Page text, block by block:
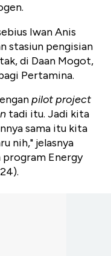
Iwan Anis
stasiun pengisian
di Daan Mogot,
Pertamina.
pilot project
tadi itu. Jadi kita
sama itu kita
nih," jelasnya
program Energy